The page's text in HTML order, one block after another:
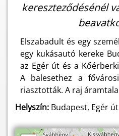
kereszteződésénél
Elszabadult és egy
egy kukásautó kereke
az Egér út és a
A balesethez a
riasztották. A raj
Helyszín: Budapest, Egér út